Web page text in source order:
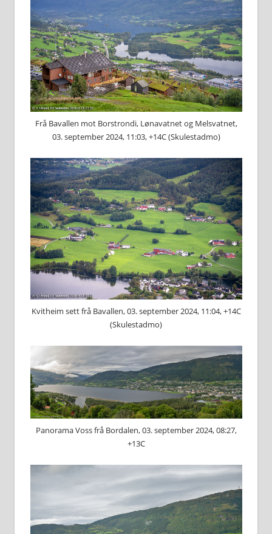
Frå Bavallen mot Borstrondi, Lønavatnet og Melsvatnet,
03. september 2024, 11:03, +14C (Skulestadmo)
Kvitheim sett frå Bavallen, 03. september 2024, 11:04, +14C
(Skulestadmo)
Panorama Voss frå Bordalen, 03. september 2024, 08:27,
+13C